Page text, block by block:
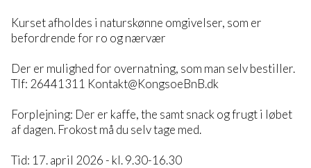
Kurset afholdes i naturskønne omgivelser, som er
befordrende for ro og nærvær
Der er mulighed for overnatning, som man selv bestiller.
Tlf: 26441311 Kontakt@KongsoeBnB.dk
Forplejning: Der er kaffe, the samt snack og frugt i løbet
af dagen. Frokost må du selv tage med.
Tid: 17. april 2026 - kl. 9.30-16.30